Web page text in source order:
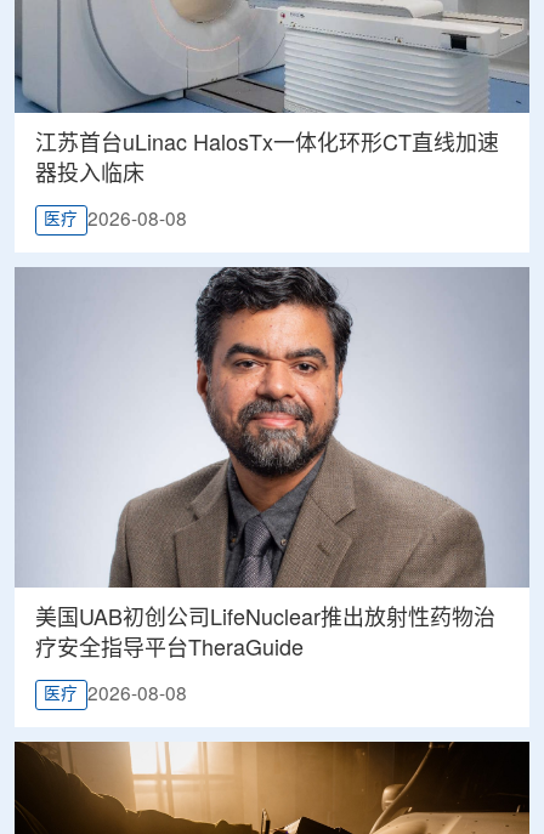
江苏首台uLinac HalosTx一体化环形CT直线加速
器投入临床
医疗 2026-08-08
美国UAB初创公司LifeNuclear推出放射性药物治
疗安全指导平台TheraGuide
医疗 2026-08-08